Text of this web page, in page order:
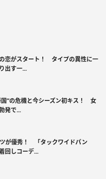
恋がスタート！ タイプの異性に一
出す一...
国”の危機と今シーズン初キス！ 女
発で...
が優秀！ 「タックワイドパン
回しコーデ...